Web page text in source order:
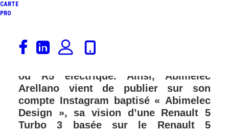
CARTE
PRO
Il n’aura pas fallu attendre très
longtemps avant qu’un artiste ne
ou R5 électrique. Ainsi, Abimelec
Arellano vient de publier sur son
compte Instagram baptisé « Abimelec
Design », sa vision d’une Renault 5
Turbo 3 basée sur le Renault 5